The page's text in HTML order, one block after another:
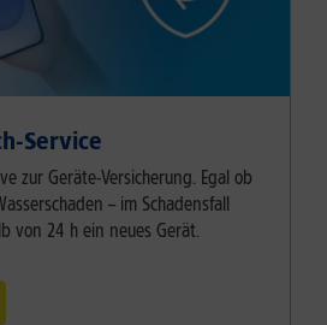
Service
zur Geräte-Versicherung. Egal ob
– im Schadensfall
von 24 h ein neues Gerät.